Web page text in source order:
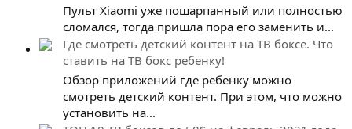
Пульт Xiaomi уже пошарпанный или полностью
сломался, тогда пришла пора его заменить и...
Где смотреть детский контент на ТВ боксе. Что
ставить на ТВ бокс ребенку!
Обзор приложений где ребенку можно
смотреть детский контент. При этом, что можно
установить на...